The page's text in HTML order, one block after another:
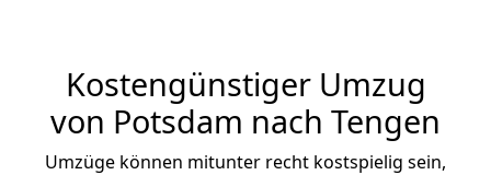
Kostengünstiger Umzug
von Potsdam nach Tengen
Umzüge können mitunter recht kostspielig sein,